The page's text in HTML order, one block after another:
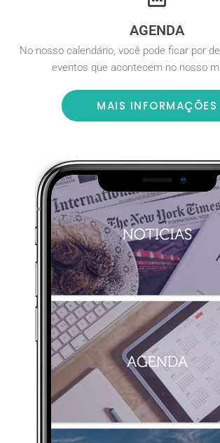
AGENDA
No nosso calendário, você pode ficar por
eventos que acontecem no nosso
MAIS INFORMAÇÕES